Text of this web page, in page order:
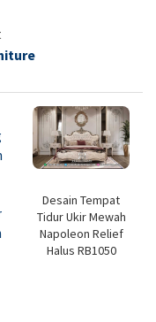
Desain Tempat
Tidur Ukir Mewah
Napoleon Relief
Halus RB1050